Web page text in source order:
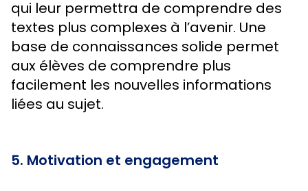
qui leur permettra de comprendre des
textes plus complexes à l’avenir. Une
base de connaissances solide permet
aux élèves de comprendre plus
facilement les nouvelles informations
liées au sujet.
5. Motivation et engagement